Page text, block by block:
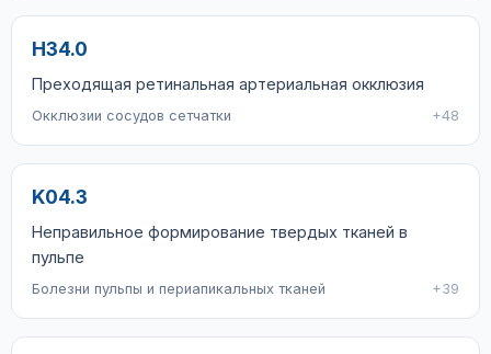
H34.0
Преходящая ретинальная артериальная окклюзия
Окклюзии сосудов сетчатки +48
K04.3
Неправильное формирование твердых тканей в
пульпе
Болезни пульпы и периапикальных тканей +39